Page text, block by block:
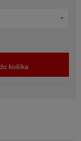
košíka